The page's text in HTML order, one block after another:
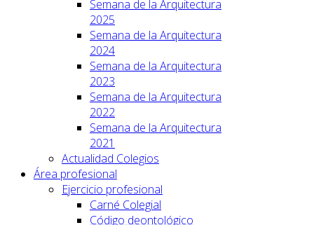
Semana de la Arquitectura
2025
Semana de la Arquitectura
2024
Semana de la Arquitectura
2023
Semana de la Arquitectura
2022
Semana de la Arquitectura
2021
Actualidad Colegios
Área profesional
Ejercicio profesional
Carné Colegial
Código deontológico